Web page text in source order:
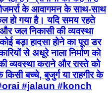
के आवागमन के साथ-साथ
हो गया है। यदि समय रहते
और जल निकासी की व्यवस्था
बड़ा हादसा होने का पूरा डर
से अधूरे नाला निर्माण को
व्यवस्था कराने और रास्ते को
किसी बच्चे, बुजुर्ग या राहगीर के
#orai #jalaun #konch